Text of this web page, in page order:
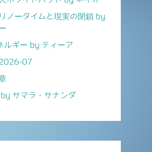
ノータイムと現実の閉鎖 by
ルギー by ティーア
07
サマラ・サナンダ